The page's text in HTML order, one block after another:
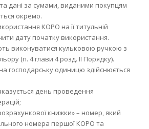
та дані за сумами, виданими покупцям
окремо.
КОРО на її титульній
дату початку використання.
виконуватися кульковою ручкою з
(п. 4 глави 4 розд. ІІ Порядку).
господарську одиницю здійснюється
день проведення
книжки» – номер, який
номера першої КОРО та